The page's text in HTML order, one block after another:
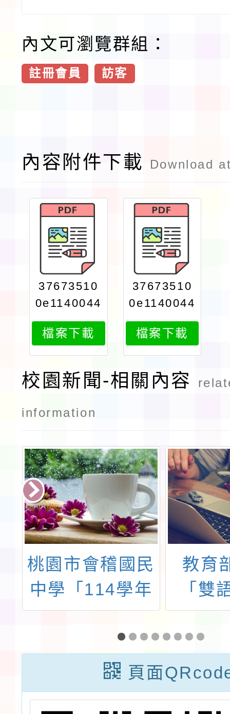
內文可瀏覽群組：
註冊會員 訪客
內容附件下載 Download
37673510
0e1140044
758print
檔案下載
37673510
0e1140044
758attach
1
檔案下載
校園新聞-相關內容
information
桃園市會稽國民
中學「114學年
度(上)心發明社
招生簡章」
教育
「雙
畫」
實施
頁面